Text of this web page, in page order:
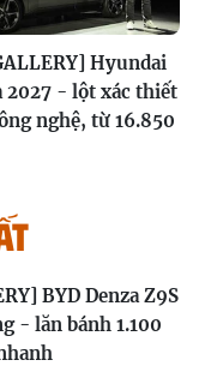
Hyundai
2027 - lột xác thiết
nghệ, từ 16.850
BYD Denza Z9S
- lăn bánh 1.100